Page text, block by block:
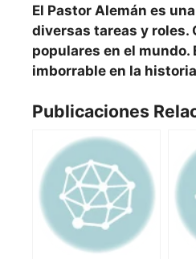
El Pastor Alemán es
diversas tareas y roles.
populares en el
imborrable en la
Publicaciones